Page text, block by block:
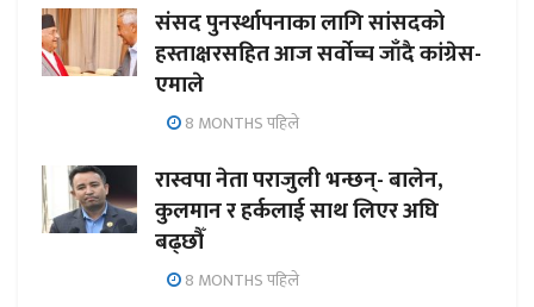
संसद पुनर्स्थापनाका लागि सांसदको
हस्ताक्षरसहित आज सर्वोच्च जाँदै कांग्रेस-
एमाले
8 MONTHS पहिले
रास्वपा नेता पराजुली भन्छन्- बालेन,
कुलमान र हर्कलाई साथ लिएर अघि
बढ्छौँ
8 MONTHS पहिले